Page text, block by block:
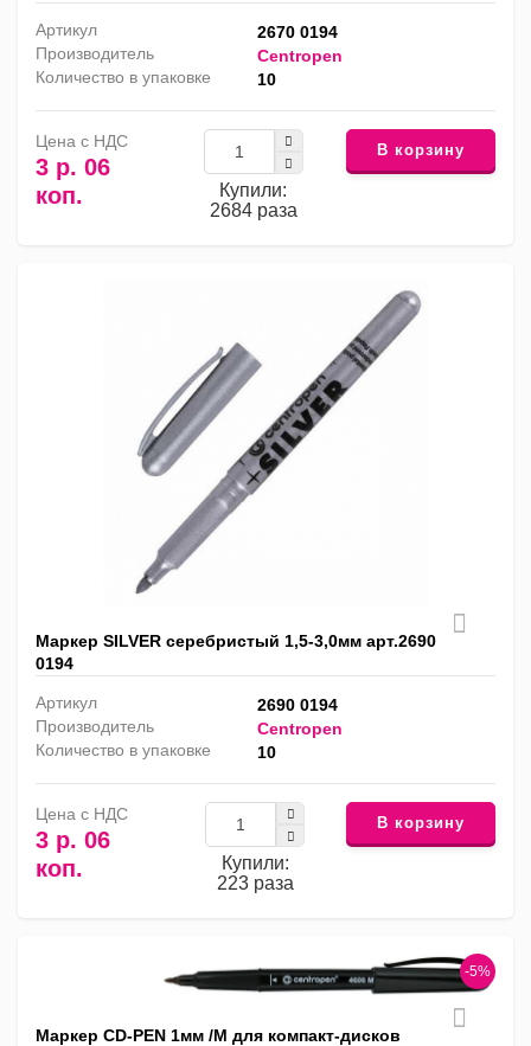
Артикул
2670 0194
Производитель
Centropen
Количество в упаковке
10
Цена с НДС
3 р. 06
коп.
Купили:
2684 раза
В корзину
Маркер SILVER серебристый 1,5-3,0мм арт.2690
0194
Артикул
2690 0194
Производитель
Centropen
Количество в упаковке
10
Цена с НДС
3 р. 06
коп.
Купили:
223 раза
В корзину
-5%
Маркер CD-PEN 1мм /M для компакт-дисков